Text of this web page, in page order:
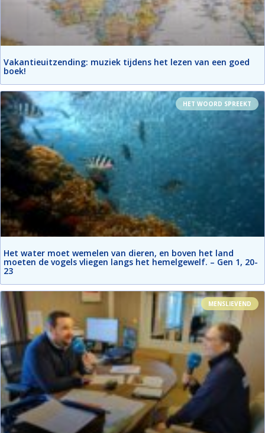
Vakantieuitzending: muziek tijdens het lezen van een goed
boek!
HET WOORD SPREEKT
Het water moet wemelen van dieren, en boven het land
moeten de vogels vliegen langs het hemelgewelf. – Gen 1, 20-
23
MENSLIEVEND